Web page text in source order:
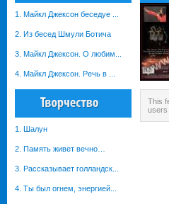
1. Майкл Джексон беседуе ...
2. Из бесед Шмули Ботича
3. Майкл Джексон. О любим...
4. Майкл Джексон. Речь в ...
1. Шалун
2. Память живет вечно…
3. Рассказывает голландск...
4. Ты был огнем, энергией...
This
users